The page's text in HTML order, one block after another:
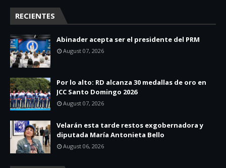
RECIENTES
Abinader acepta ser el presidente del PRM
August 07, 2026
Por lo alto: RD alcanza 30 medallas de oro en
JCC Santo Domingo 2026
August 07, 2026
Velarán esta tarde restos exgobernadora y
diputada María Antonieta Bello
August 06, 2026